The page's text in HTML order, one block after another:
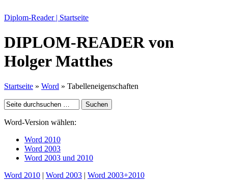
Diplom-Reader | Startseite
DIPLOM-READERvon
Holger Matthes
Startseite » Word » Tabelleneigenschaften
Word-Version wählen:
Word 2010
Word 2003
Word 2003 und 2010
Word 2010 | Word 2003 | Word 2003+2010